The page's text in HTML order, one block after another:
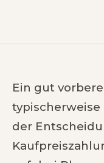
Ein gut
typischerweise
der